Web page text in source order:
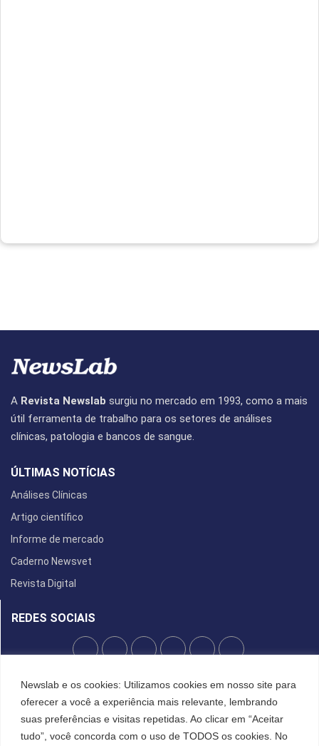
Newslab e os cookies: Utilizamos cookies em nosso site para
oferecer a você a experiência mais relevante, lembrando
suas preferências e visitas repetidas. Ao clicar em “Aceitar
tudo”, você concorda com o uso de TODOS os cookies. No
A Revista Newslab surgiu no mercado em 1993, como a mais
útil ferramenta de trabalho para os setores de análises
clínicas, patologia e bancos de sangue.
ÚLTIMAS NOTÍCIAS
Análises Clínicas
Artigo científico
Informe de mercado
Caderno Newsvet
Revista Digital
REDES SOCIAIS
POLÍTICA DE PRIVACIDADE
Cookies